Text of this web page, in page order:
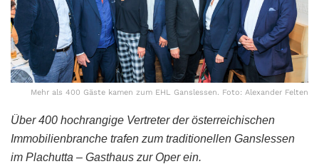
Mehr als 400 Gäste kamen zum EHL Ganslessen. Foto: Alexander Felten
Über 400 hochrangige Vertreter der österreichischen
Immobilienbranche trafen zum traditionellen Ganslessen
im Plachutta – Gasthaus zur Oper ein.